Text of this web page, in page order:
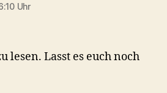
Uhr
lesen. Lasst es euch noch